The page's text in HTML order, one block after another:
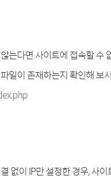
는다면 사이트에 접속할 수
일이 존재하는지 확인해 보
없이 IP만 설정한 경우, 사